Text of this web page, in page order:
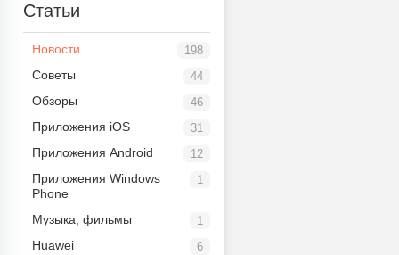
Статьи
198
Новости
44
Советы
46
Обзоры
31
Приложения iOS
12
Приложения Android
1
Приложения Windows
Phone
1
Музыка, фильмы
6
Huawei